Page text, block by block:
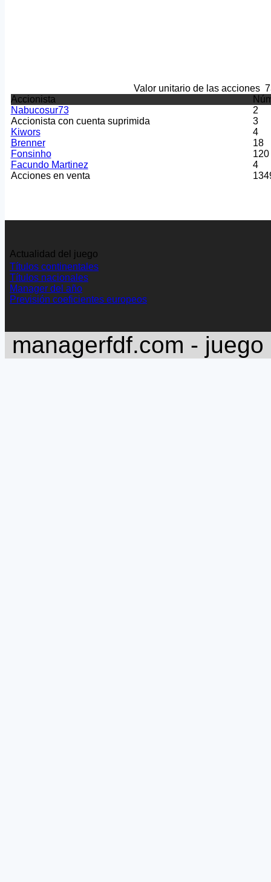
Valor unitario de las acciones
Accionista
Nabucosur73
2
Accionista con cuenta suprimida
3
Kiwors
4
Brenner
18
Fonsinho
120
Facundo Martinez
4
Acciones en venta
Actualidad del juego
Títulos continentales
Títulos nacionales
Manager del año
Previsión coeficientes europeos
managerfdf.com -